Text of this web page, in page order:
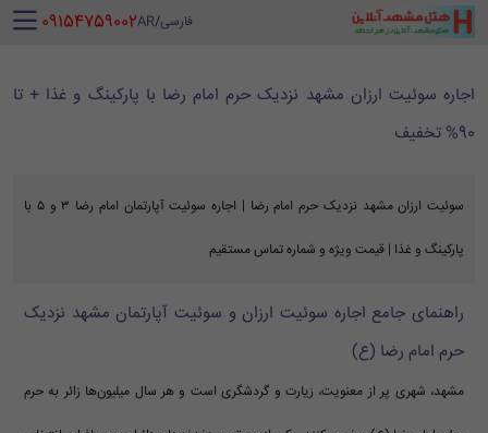
فارسی/
AR
‪ 09154759002
اجاره سوئیت ارزان مشهد نزدیک حرم امام رضا با پارکینگ و غذا + تا
90% تخفیف
سوئیت ارزان مشهد نزدیک حرم امام رضا | اجاره سوئیت آپارتمان امام رضا ۳ و ۵ با
پارکینگ و غذا | قیمت ویژه و شماره تماس مستقیم
راهنمای جامع اجاره سوئیت ارزان و سوئیت آپارتمان مشهد نزدیک
حرم امام رضا (ع)
مشهد، شهری پر از معنویت، زیارت و گردشگری است و هر سال میلیون‌ها زائر به حرم